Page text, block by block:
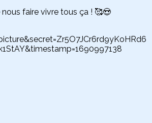
faire vivre tous ça ! 🥰😍